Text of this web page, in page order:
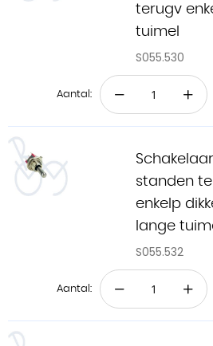
terugv
tuimel
S055.530
Aantal: − +
standen
enkelp
lange
S055.532
Aantal: − +